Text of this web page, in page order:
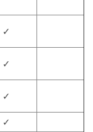
✓
✓
✓
✓